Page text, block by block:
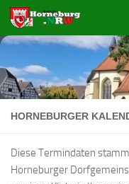
Zum Inhalt springen
HORNEBURGER
Diese Termindaten
Horneburger